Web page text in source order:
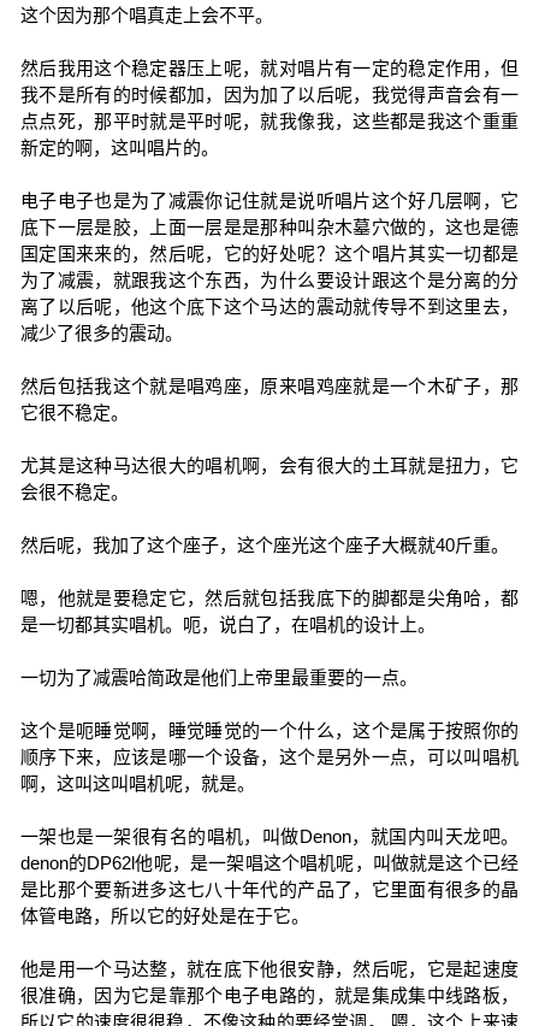
这个因为那个唱真走上会不平。
然后我用这个稳定器压上呢，就对唱片有一定的稳定作用，但
我不是所有的时候都加，因为加了以后呢，我觉得声音会有一
点点死，那平时就是平时呢，就我像我，这些都是我这个重重
新定的啊，这叫唱片的。
电子电子也是为了减震你记住就是说听唱片这个好几层啊，它
底下一层是胶，上面一层是是那种叫杂木墓穴做的，这也是德
国定国来来的，然后呢，它的好处呢？这个唱片其实一切都是
为了减震，就跟我这个东西，为什么要设计跟这个是分离的分
离了以后呢，他这个底下这个马达的震动就传导不到这里去，
减少了很多的震动。
然后包括我这个就是唱鸡座，原来唱鸡座就是一个木矿子，那
它很不稳定。
尤其是这种马达很大的唱机啊，会有很大的土耳就是扭力，它
会很不稳定。
然后呢，我加了这个座子，这个座光这个座子大概就40斤重。
嗯，他就是要稳定它，然后就包括我底下的脚都是尖角哈，都
是一切都其实唱机。呃，说白了，在唱机的设计上。
一切为了减震哈简政是他们上帝里最重要的一点。
这个是呃睡觉啊，睡觉睡觉的一个什么，这个是属于按照你的
顺序下来，应该是哪一个设备，这个是另外一点，可以叫唱机
啊，这叫这叫唱机呢，就是。
一架也是一架很有名的唱机，叫做Denon，就国内叫天龙吧。
denon的DP62l他呢，是一架唱这个唱机呢，叫做就是这个已经
是比那个要新进多这七八十年代的产品了，它里面有很多的晶
体管电路，所以它的好处是在于它。
他是用一个马达整，就在底下他很安静，然后呢，它是起速度
很准确，因为它是靠那个电子电路的，就是集成集中线路板，
所以它的速度很很稳，不像这种的要经常调。 嗯，这个上来速